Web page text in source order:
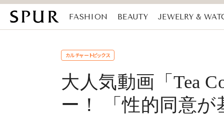
FASHION BEAUTY
JEWELRY &
カルチャートピックス
大人気動画「Tea
ー！ 「性的同意